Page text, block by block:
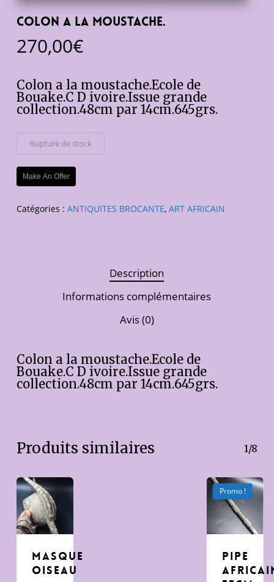
Colon a la moustache.
270,00€
Colon a la moustache.Ecole de
Bouake.C D ivoire.Issue grande
collection.48cm par 14cm.645grs.
Rupture de stock
Make An Offer
Catégories : ANTIQUITES BROCANTE, ART AFRICAIN
Description
Informations complémentaires
Avis (0)
Colon a la moustache.Ecole de
Bouake.C D ivoire.Issue grande
collection.48cm par 14cm.645grs.
Produits similaires 1/8
Masque
Oiseau
Promo !
pipe